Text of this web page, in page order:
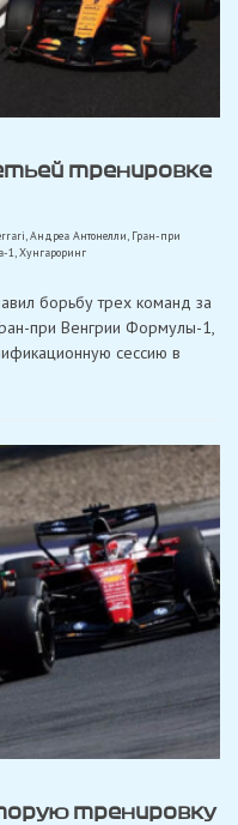
тренировке
,Андреа Антонелли, Гран-при
1,Хунгароринг
борьбу трех команд за
при Венгрии Формулы-1,
сессию в
тренировку